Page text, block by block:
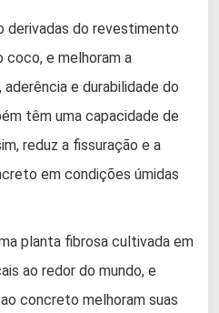
derivadas do revestimento
coco, e melhoram a
e durabilidade do
têm uma capacidade de
reduz a fissuração e a
em condições úmidas
planta fibrosa cultivada em
ao redor do mundo, e
concreto melhoram suas